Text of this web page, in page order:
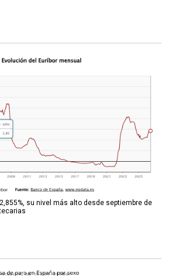
su nivel más alto desde septiembre de